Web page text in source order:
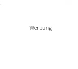
Werbung